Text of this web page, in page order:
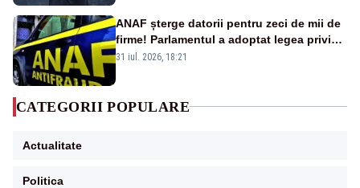
ANAF șterge datorii pentru zeci de mii de
firme! Parlamentul a adoptat legea privind
amnistia fiscală
31 iul. 2026, 18:21
CATEGORII POPULARE
Actualitate
Politica